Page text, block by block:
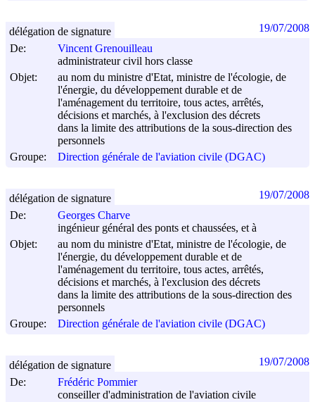
De:
Vincent Grenouilleau
administrateur civil hors classe
Objet:
au nom du ministre d'Etat, ministre de l'écologie, de
l'énergie, du développement durable et de
l'aménagement du territoire, tous actes, arrêtés,
décisions et marchés, à l'exclusion des décrets
dans la limite des attributions de la sous-direction des
personnels
Groupe:
Direction générale de l'aviation civile (DGAC)
délégation de signature 19/07/2008
De:
Georges Charve
ingénieur général des ponts et chaussées, et à
Objet:
au nom du ministre d'Etat, ministre de l'écologie, de
l'énergie, du développement durable et de
l'aménagement du territoire, tous actes, arrêtés,
décisions et marchés, à l'exclusion des décrets
dans la limite des attributions de la sous-direction des
personnels
Groupe:
Direction générale de l'aviation civile (DGAC)
délégation de signature 19/07/2008
De:
Frédéric Pommier
conseiller d'administration de l'aviation civile
délégation de signature 19/07/2008